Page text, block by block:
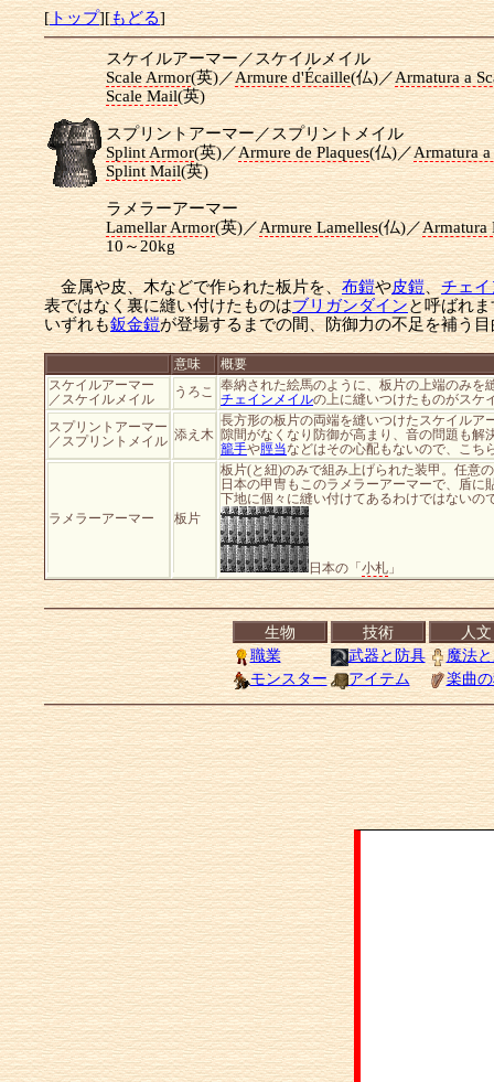
[トップ][もどる]
スケイルアーマー／スケイルメイル
Scale Armor(英)／Armure d'Écaille(仏)／Armatura a
Scale Mail(英)
スプリントアーマー／スプリントメイル
Splint Armor(英)／Armure de Plaques(仏)／Armatura a
Splint Mail(英)
ラメラーアーマー
Lamellar Armor(英)／Armure Lamelles(仏)／Armatura
10～20kg
金属や皮、木などで作られた板片を、布鎧や皮鎧、チェ
表ではなく裏に縫い付けたものはブリガンダインと呼ばれ
いずれも鈑金鎧が登場するまでの間、防御力の不足を補う
意味
概要
スケイルアーマー
／スケイルメイル
うろこ
奉納された絵馬のように、板片の上端のみを
チェインメイルの上に縫いつけたものがスケ
スプリントアーマー
／スプリントメイル 添え木
長方形の板片の両端を縫いつけたスケイルア
隙間がなくなり防御が高まり、音の問題も解
籠手や脛当などはその心配もないので、こち
ラメラーアーマー 板片
板片(と紐)のみで組み上げられた装甲。任意
日本の甲冑もこのラメラーアーマーで、盾
下地に個々に縫い付けてあるわけではないの
日本の「 小札 」